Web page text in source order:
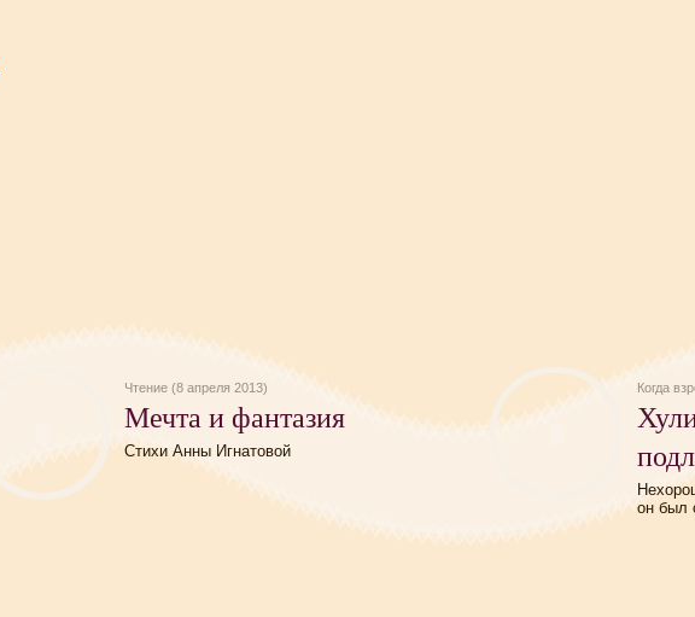
Чтение (8 апреля 2013)
Мечта и фантазия
Стихи Анны Игнатовой
Когда
он был